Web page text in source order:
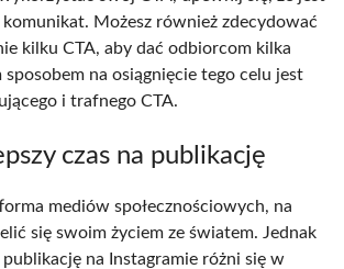
komunikat. Możesz również zdecydować
kilku CTA, aby dać odbiorcom kilka
na osiągnięcie tego celu jest
i trafnego CTA.
czas na publikację
mediów społecznościowych, na
się swoim życiem ze światem. Jednak
publikację na Instagramie różni się w